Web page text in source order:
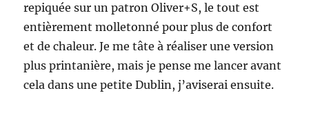
repiquée sur un patron Oliver+S, le tout est
entièrement molletonné pour plus de confort
et de chaleur. Je me tâte à réaliser une version
plus printanière, mais je pense me lancer avant
cela dans une petite Dublin, j’aviserai ensuite.